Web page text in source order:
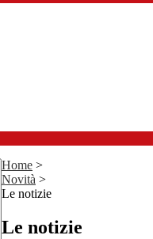
Home >
Novità >
Le notizie
Le notizie